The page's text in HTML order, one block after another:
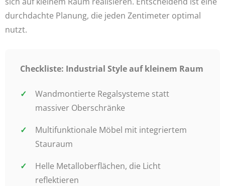
durchdachte Planung, die jeden Zentimeter optimal
nutzt.
Checkliste: Industrial Style auf kleinem Raum
Wandmontierte Regalsysteme statt
massiver Oberschränke
Multifunktionale Möbel mit integriertem
Stauraum
Helle Metalloberflächen, die Licht
reflektieren